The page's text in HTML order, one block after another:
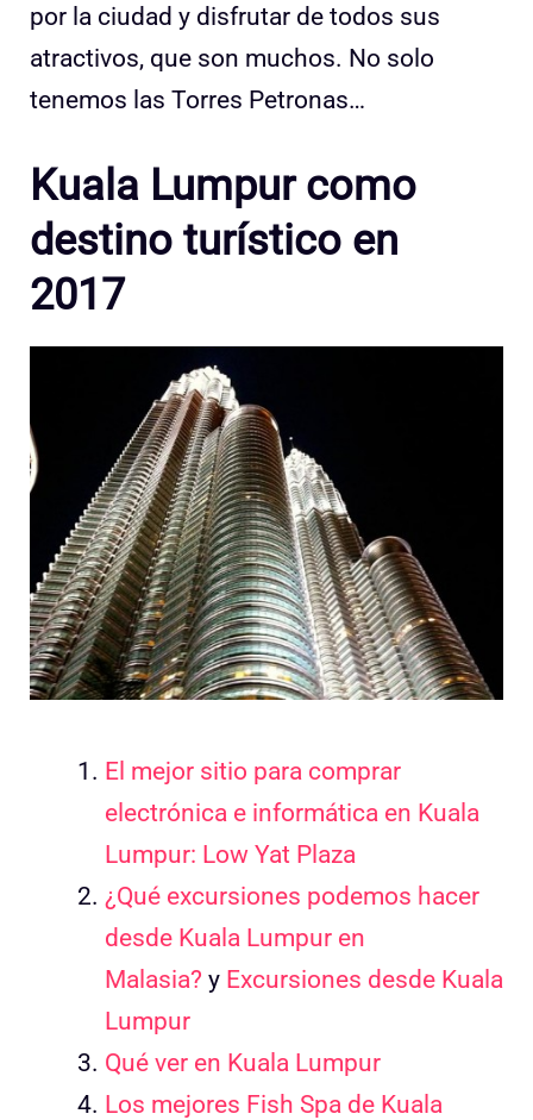
por la ciudad y disfrutar de todos sus
atractivos, que son muchos. No solo
tenemos las Torres Petronas…
Kuala Lumpur como
destino turístico en
2017
El mejor sitio para comprar
electrónica e informática en Kuala
Lumpur: Low Yat Plaza
¿Qué excursiones podemos hacer
desde Kuala Lumpur en
Malasia? y Excursiones desde Kuala
Lumpur
Qué ver en Kuala Lumpur
Los mejores Fish Spa de Kuala